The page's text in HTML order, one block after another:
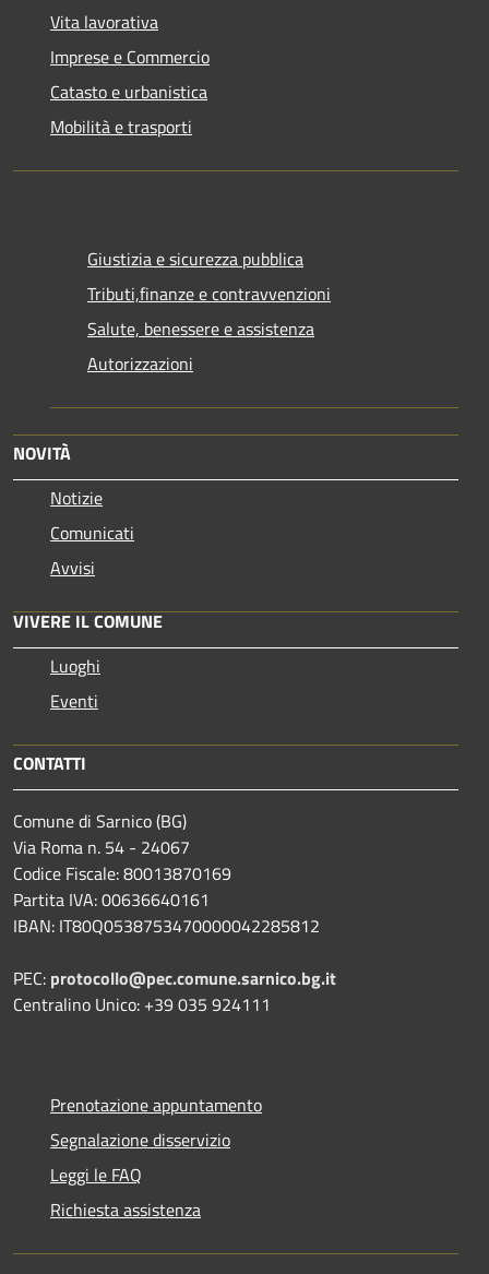
Vita lavorativa
Imprese e Commercio
Catasto e urbanistica
Mobilità e trasporti
Giustizia e sicurezza pubblica
Tributi,finanze e contravvenzioni
Salute, benessere e assistenza
Autorizzazioni
NOVITÀ
Notizie
Comunicati
Avvisi
VIVERE IL COMUNE
Luoghi
Eventi
CONTATTI
Comune di Sarnico (BG)
Via Roma n. 54 - 24067
Codice Fiscale: 80013870169
Partita IVA: 00636640161
IBAN: IT80Q0538753470000042285812
PEC: protocollo@pec.comune.sarnico.bg.it
Centralino Unico: +39 035 924111
Prenotazione appuntamento
Segnalazione disservizio
Leggi le FAQ
Richiesta assistenza